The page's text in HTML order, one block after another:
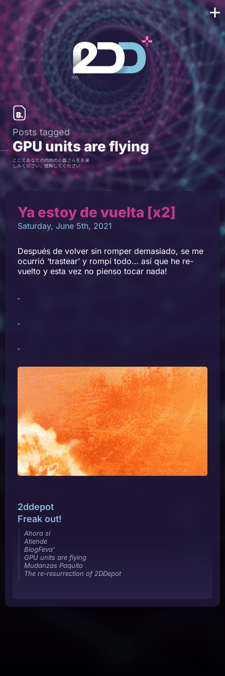
Posts tagged
GPU units are flying
ここであなたの内側の小島さんをお楽
しみください、理解してください
Ya estoy de vuelta [x2]
Saturday, June 5th, 2021
Después de volver sin romper demasiado, se me
ocurrió ‘trastear’ y rompí todo… así que he re-
vuelto y esta vez no pienso tocar nada!
.
.
.
2ddepot
Freak out!
Ahora sí
Atiende
BlogFeva'
GPU units are flying
Mudanzas Paquito
The re-resurrection of 2DDepot